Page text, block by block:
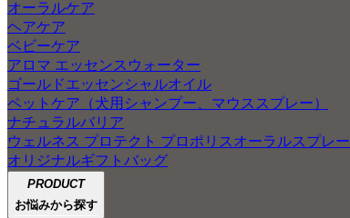
オーラルケア
ヘアケア
ベビーケア
アロマ エッセンスウォーター
ゴールドエッセンシャルオイル
ペットケア（犬用シャンプー、マウススプレー）
ナチュラルバリア
ウェルネス プロテクト プロポリスオーラルスプレー
オリジナルギフトバッグ
PRODUCT
お悩みから探す